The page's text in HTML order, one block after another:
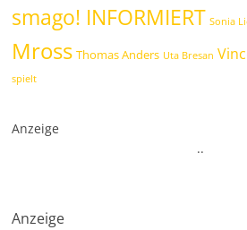
smago! INFORMIERT Sonia
Mross Thomas Anders Uta Bresan
spielt
Anzeige
..
Anzeige